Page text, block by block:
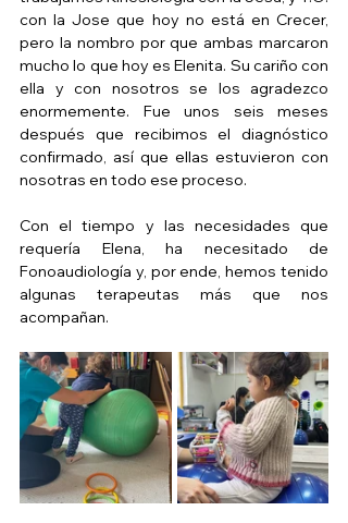
con la Jose que hoy no está en Crecer,
pero la nombro por que ambas marcaron
mucho lo que hoy es Elenita. Su cariño con
ella y con nosotros se los agradezco
enormemente. Fue unos seis meses
después que recibimos el diagnóstico
confirmado, así que ellas estuvieron con
nosotras en todo ese proceso.
Con el tiempo y las necesidades que
requería Elena, ha necesitado de
Fonoaudiología y, por ende, hemos tenido
algunas terapeutas más que nos
acompañan.